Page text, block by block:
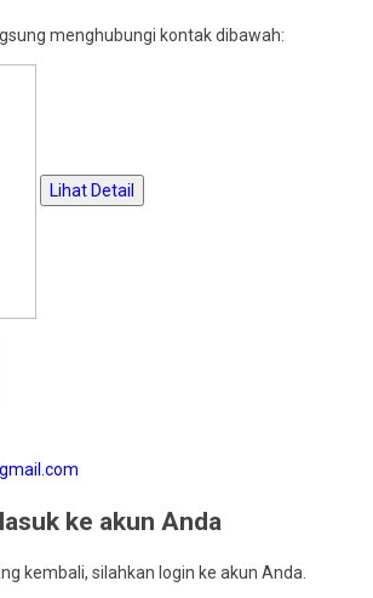
menghubungi kontak dibawah:
Lihat Detail
ke akun Anda
kembali, silahkan login ke akun Anda.